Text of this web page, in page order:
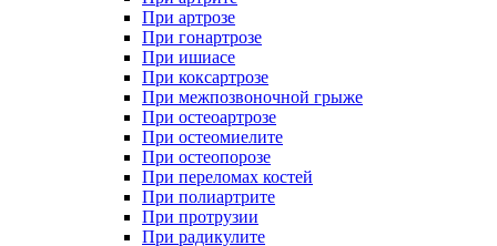
При артрозе
При гонартрозе
При ишиасе
При коксартрозе
При межпозвоночной грыже
При остеоартрозе
При остеомиелите
При остеопорозе
При переломах костей
При полиартрите
При протрузии
При радикулите